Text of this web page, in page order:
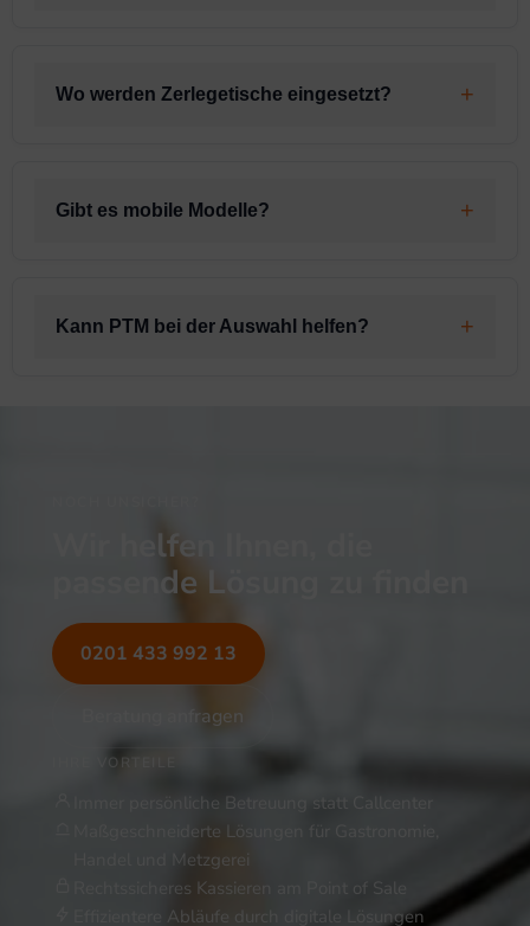
Wo werden Zerlegetische eingesetzt?
Gibt es mobile Modelle?
Kann PTM bei der Auswahl helfen?
Wir helfen Ihnen, die
passende Lösung zu finden
0201 433 992 13
Beratung anfragen
IHRE VORTEILE
Immer persönliche Betreuung statt Callcenter
Maßgeschneiderte Lösungen für Gastronomie,
Handel und Metzgerei
Rechtssicheres Kassieren am Point of Sale
Effizientere Abläufe durch digitale Lösungen